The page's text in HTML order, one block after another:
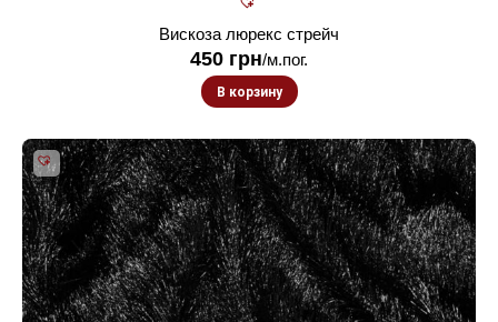
Вискоза люрекс стрейч
450 грн/м.пог.
В корзину